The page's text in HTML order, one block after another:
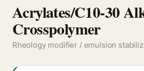
Acrylates/C10-30
Crosspolymer
Rheology modifier / emulsion